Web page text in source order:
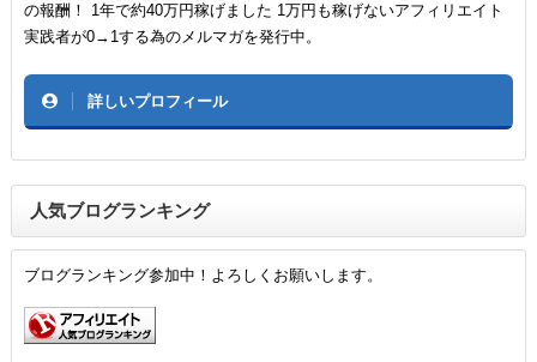
の報酬！ 1年で約40万円稼げました 1万円も稼げないアフィリエイト
実践者が0→1する為のメルマガを発行中。
詳しいプロフィール
人気ブログランキング
ブログランキング参加中！よろしくお願いします。